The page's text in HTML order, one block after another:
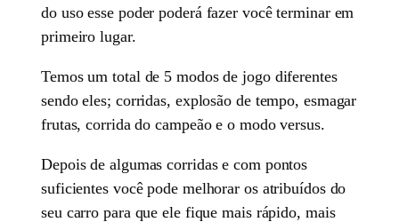
do uso esse poder poderá fazer você terminar em
primeiro lugar.
Temos um total de 5 modos de jogo diferentes
sendo eles; corridas, explosão de tempo, esmagar
frutas, corrida do campeão e o modo versus.
Depois de algumas corridas e com pontos
suficientes você pode melhorar os atribuídos do
seu carro para que ele fique mais rápido, mais